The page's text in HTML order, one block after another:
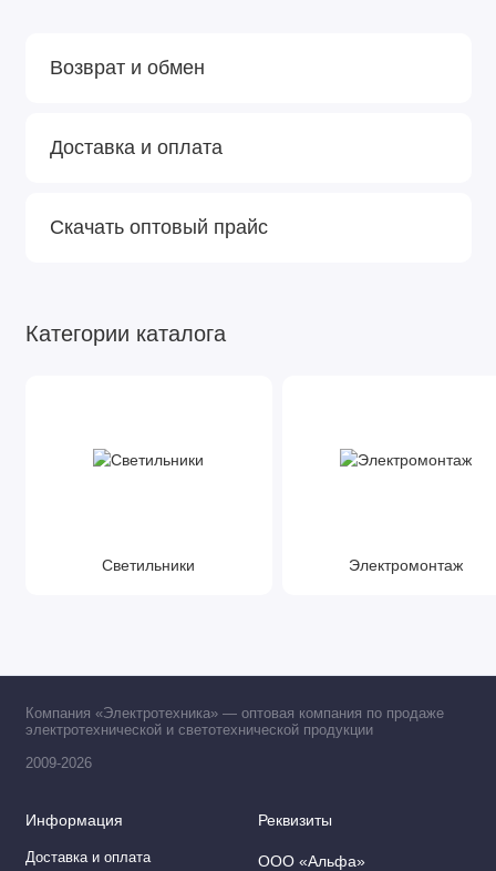
Возврат и обмен
Доставка и оплата
Скачать оптовый прайс
Категории каталога
Светильники Электромонтаж
Компания «Электротехника» — оптовая компания по продаже
электротехнической и светотехнической продукции
2009-2026
Информация
Доставка и оплата
Реквизиты
ООО «Альфа»